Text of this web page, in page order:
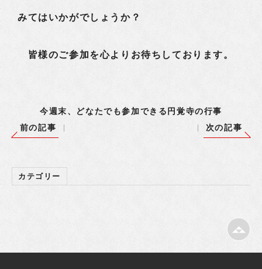
みてはいかがでしょうか？
皆様のご参加を心よりお待ちしております。
今週末、どなたでも参加できる円覚寺の行事
前の記事
次の記事
カテゴリー